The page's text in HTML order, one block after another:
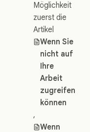
Möglichkeit
zuerst die
Artikel
Wenn Sie
nicht auf
Ihre
Arbeit
zugreifen
können
,
Wenn